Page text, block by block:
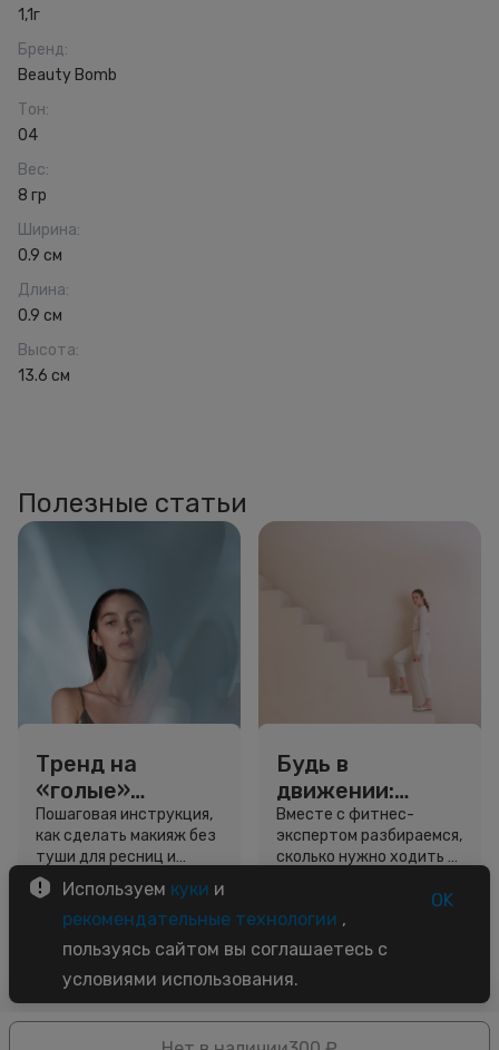
1,1г
Бренд:
Beauty Bomb
Тон:
04
Вес:
8 гр
Ширина:
0.9 см
Длина:
0.9 см
Высота:
13.6 см
Полезные статьи
Тренд на
«голые»
ресницы: как
выглядеть
свежо, не
используя тушь
Пошаговая инструкция,
как сделать макияж без
туши для ресниц и
звёздный образ для
вдохновения.
3 минуты
Будь в
движении:
сколько нужно
шагов для
красоты и
Вместе с фитнес-
экспертом разбираемся,
сколько нужно ходить и
5 минут
Используем куки и
рекомендательные технологии ,
пользуясь сайтом вы соглашаетесь с
условиями использования.
OK